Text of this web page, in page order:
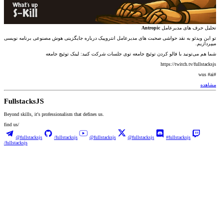
تحلیل حرف های مدیرعامل Antropic
تو این ویدئو به نقد حواشی صحبت های مدیرعامل انتروپیک درباره جایگزینی هوش مصنوعی برنامه نویسی
میپردازیم.
شما هم می‌تونید با فالو کردن توئیچ جامعه توی جلسات شرکت کنید: لینک توئیچ جامعه
https://twitch.tv/fullstacksjs
#wus #ai
مشاهده
FullstacksJS
Beyond skills, it's professionalism that defines us.
find us/
@fullstacksjs /fullstacksjs @fullstacksjs @fullstacksjs
#fullstacksjs
/fullstacksjs